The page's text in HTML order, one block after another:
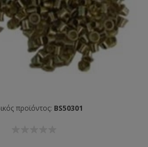
προϊόντος: BS50301